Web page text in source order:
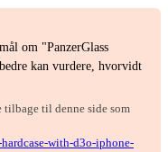
om "PanzerGlass
kan vurdere, hvorvidt
tilbage til denne side som
with-d3o-iphone-